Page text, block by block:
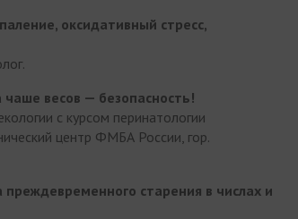
оксидативный стресс,
весов — безопасность!
с курсом перинатологии
центр ФМБА России, гор.
старения в числах и